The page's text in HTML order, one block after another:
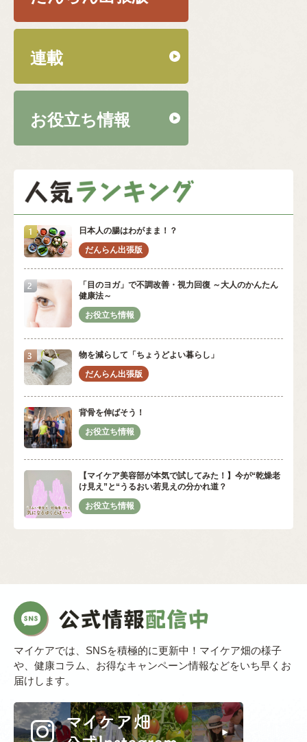
連載
お役立ち情報
日本人の腸はわがまま！？
「目のヨガ」で不調改善・視力回復 ～大人のかんたん
健康法～
物を減らして「ちょうどよい暮らし」
背骨を伸ばそう！
【マイケア美容部が本気で試してみた！】今が“乾燥老
け見え”と“うるおい若見えの分かれ道？
マイケアでは、SNSを積極的に更新中！マイケア畑の様子
や、健康コラム、お得なキャンペーン情報などをいち早くお
届けします。